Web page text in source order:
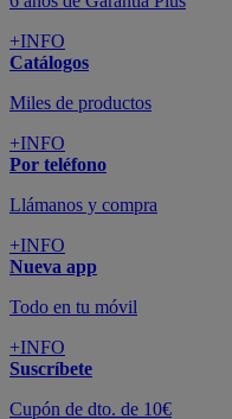
+INFO
Catálogos
Miles de productos
+INFO
Por teléfono
Llámanos y compra
+INFO
Nueva app
Todo en tu móvil
+INFO
Suscríbete
Cupón de dto. de 10€